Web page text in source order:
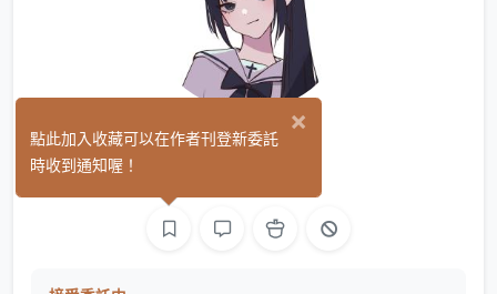
藍綠菌
×
點此加入收藏可以在作者刊登新委託
時收到通知喔！